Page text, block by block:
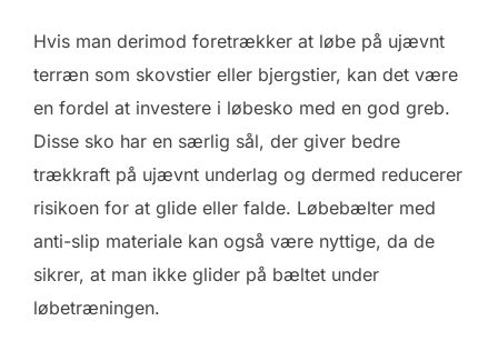
Hvis man derimod foretrækker at løbe på ujævnt
terræn som skovstier eller bjergstier, kan det være
en fordel at investere i løbesko med en god greb.
Disse sko har en særlig sål, der giver bedre
trækkraft på ujævnt underlag og dermed reducerer
risikoen for at glide eller falde. Løbebælter med
anti-slip materiale kan også være nyttige, da de
sikrer, at man ikke glider på bæltet under
løbetræningen.